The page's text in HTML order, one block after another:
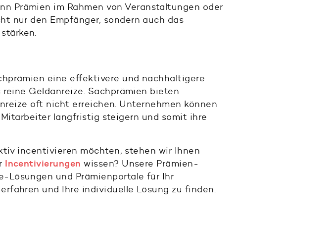
Prämien im Rahmen von Veranstaltungen oder
nur den Empfänger, sondern auch das
eine effektivere und nachhaltigere
Geldanreize. Sachprämien bieten
oft nicht erreichen. Unternehmen können
langfristig steigern und somit ihre
incentivieren möchten, stehen wir Ihnen
Incentivierungen wissen? Unsere Prämien-
Lösungen und Prämienportale für Ihr
erfahren und Ihre individuelle Lösung zu finden.